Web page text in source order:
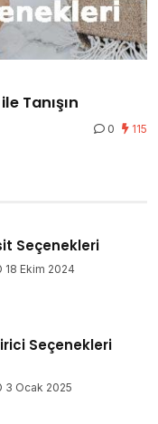
Tanışın
0 115
Seçenekleri
18 Ekim 2024
Seçenekleri
3 Ocak 2025